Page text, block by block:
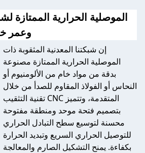
الموصلية الحرارية الممتازة
وعمر
إن شبكتنا المعدنية المثقوبة ذات
الموصلية الحرارية الممتازة مصنوعة
بدقة من مواد خام من الألومنيوم أو
النحاس أو الفولاذ المقاوم للصدأ من خلال
تقنية التثقيب CNC المتقدمة، وتتميز
بتصميم فتحة موحد ومنطقة مفتوحة
محسنة لتوسيع سطح التبادل الحراري
للتوصيل الحراري السريع وتبديد الحرارة
بكفاءة. يمنح التشكيل الصارم والمعالجة